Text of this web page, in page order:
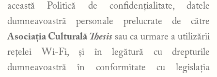
această Politică de confidențialitate, datele
dumneavoastră personale prelucrate de către
Asociația Culturală Thesis sau ca urmare a utilizării
rețelei Wi-Fi, și în legătură cu drepturile
dumneavoastră în conformitate cu legislația